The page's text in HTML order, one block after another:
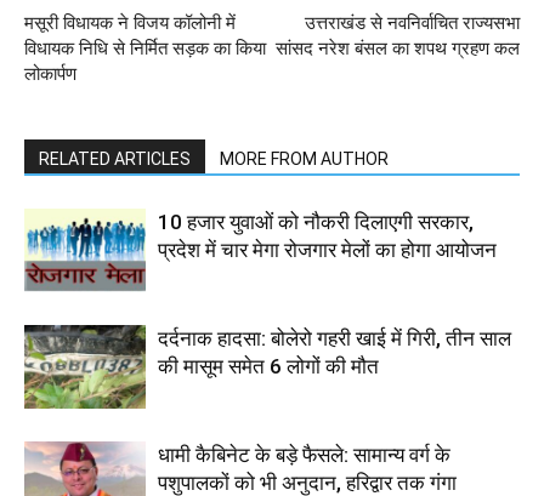
मसूरी विधायक ने विजय कॉलोनी में
विधायक निधि से निर्मित सड़क का किया
लोकार्पण
उत्तराखंड से नवनिर्वाचित राज्यसभा
सांसद नरेश बंसल का शपथ ग्रहण कल
RELATED ARTICLES MORE FROM AUTHOR
10 हजार युवाओं को नौकरी दिलाएगी सरकार,
प्रदेश में चार मेगा रोजगार मेलों का होगा आयोजन
दर्दनाक हादसा: बोलेरो गहरी खाई में गिरी, तीन साल
की मासूम समेत 6 लोगों की मौत
धामी कैबिनेट के बड़े फैसले: सामान्य वर्ग के
पशुपालकों को भी अनुदान, हरिद्वार तक गंगा